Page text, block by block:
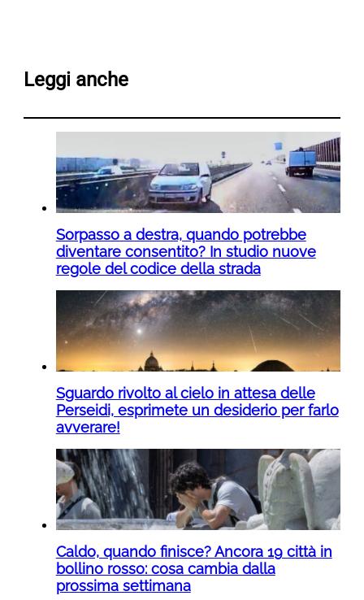
Leggi anche
Sorpasso a destra, quando potrebbe
diventare consentito? In studio nuove
regole del codice della strada
Sguardo rivolto al cielo in attesa delle
Perseidi, esprimete un desiderio per farlo
avverare!
Caldo, quando finisce? Ancora 19 città in
bollino rosso: cosa cambia dalla
prossima settimana